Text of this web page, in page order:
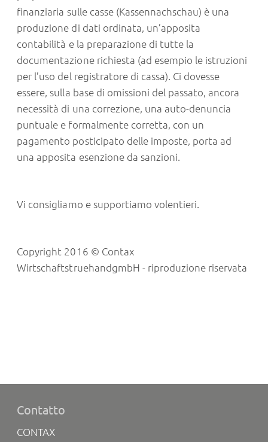
finanziaria sulle casse (Kassennachschau) è una
produzione di dati ordinata, un’apposita
contabilità e la preparazione di tutte la
documentazione richiesta (ad esempio le istruzioni
per l’uso del registratore di cassa). Ci dovesse
essere, sulla base di omissioni del passato, ancora
necessità di una correzione, una auto-denuncia
puntuale e formalmente corretta, con un
pagamento posticipato delle imposte, porta ad
una apposita esenzione da sanzioni.
Vi consigliamo e supportiamo volentieri.
Copyright 2016 © Contax
WirtschaftstruehandgmbH - riproduzione riservata
Contatto
CONTAX